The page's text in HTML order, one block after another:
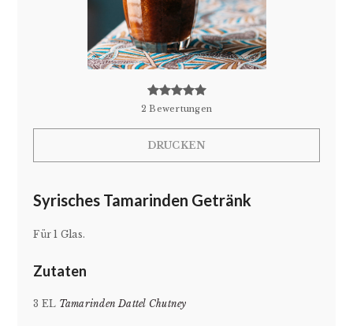
2 Bewertungen
DRUCKEN
Syrisches Tamarinden Getränk
Für 1 Glas.
Zutaten
3 EL Tamarinden Dattel Chutney